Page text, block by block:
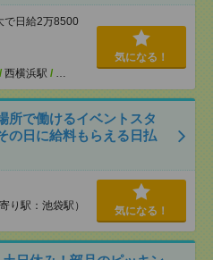
日給2万8500
/ 西横浜駅 / …
気になる！
所で働けるイベントスタ
の日に給料もらえる日払
り駅：池袋駅） 気になる！